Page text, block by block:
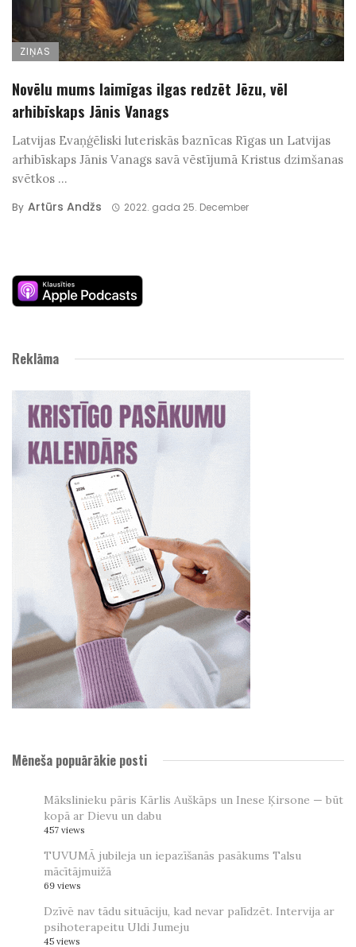
ZIŅAS
Novēlu mums laimīgas ilgas redzēt Jēzu, vēl
arhibīskaps Jānis Vanags
Latvijas Evaņģēliski luteriskās baznīcas Rīgas un Latvijas
arhibīskaps Jānis Vanags savā vēstījumā Kristus dzimšanas
svētkos ...
By Artūrs Andžs 2022. gada 25. December
Reklāma
Mēneša popuārākie posti
Mākslinieku pāris Kārlis Auškāps un Inese Ķirsone — būt
kopā ar Dievu un dabu
457 views
TUVUMĀ jubileja un iepazīšanās pasākums Talsu
mācītājmuižā
69 views
Dzīvē nav tādu situāciju, kad nevar palīdzēt. Intervija ar
psihoterapeitu Uldi Jumeju
45 views